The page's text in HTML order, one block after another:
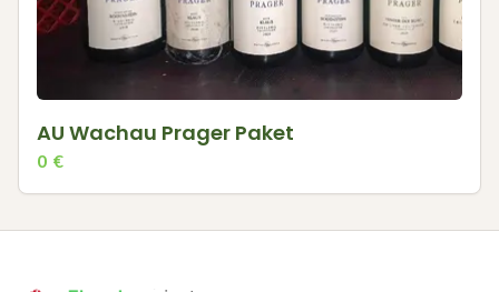
AU Wachau Prager Paket
0 €